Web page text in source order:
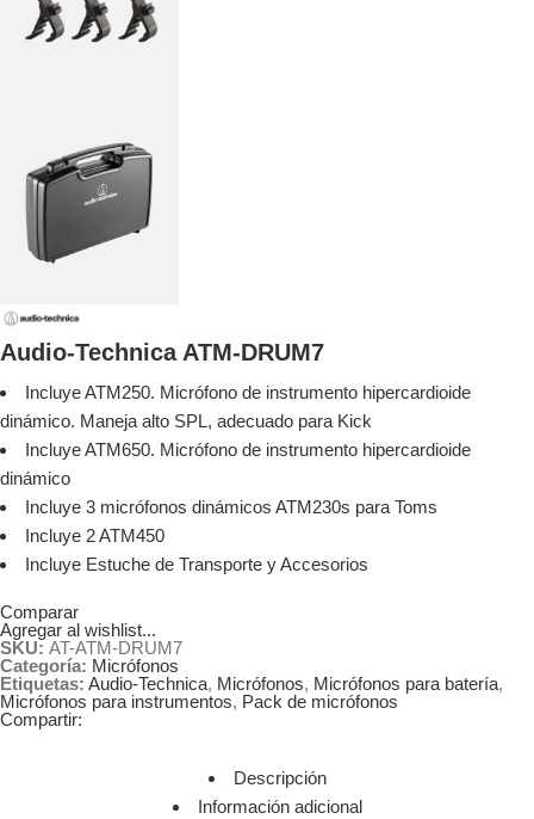
Audio-Technica ATM-DRUM7
Incluye ATM250. Micrófono de instrumento hipercardioide
dinámico. Maneja alto SPL, adecuado para Kick
Incluye ATM650. Micrófono de instrumento hipercardioide
dinámico
Incluye 3 micrófonos dinámicos ATM230s para Toms
Incluye 2 ATM450
Incluye Estuche de Transporte y Accesorios
Comparar
Agregar al wishlist...
SKU: AT-ATM-DRUM7
Categoría: Micrófonos
Etiquetas: Audio-Technica, Micrófonos, Micrófonos para batería,
Micrófonos para instrumentos, Pack de micrófonos
Compartir:
Descripción
Información adicional